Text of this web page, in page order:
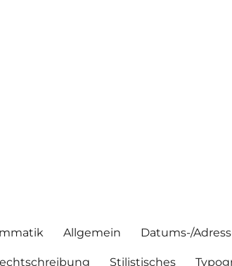
Allgemein Datums-/
Stilistisches